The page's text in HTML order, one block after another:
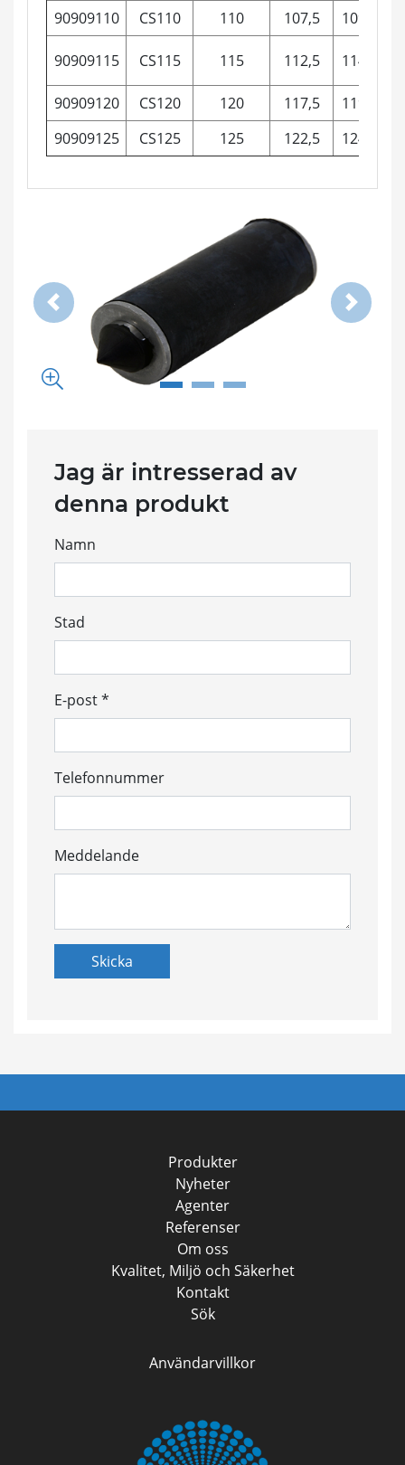
90909110 CS110 110 107,5 109-114
90909115 CS115 115 112,5 114-119
90909120 CS120 120 117,5
119-124
90909125
CS125 125 122,5 124-130
Förstora bildspel
Previous Next
Jag är intresserad av
denna produkt
Namn
Stad
E-post *
Telefonnummer
Meddelande
Skicka
Produkter
Nyheter
Agenter
Referenser
Om oss
Kvalitet, Miljö och Säkerhet
Kontakt
Sök
Användarvillkor